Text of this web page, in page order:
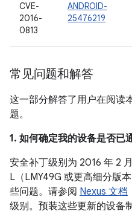
CVE-
2016-
0813
ANDROID-
25476219
常见问题和解答
这一部分解答了用户在阅读
题。
1. 如何确定我的设备是否已
安全补丁级别为 2016 年 2
L（LMY49G 或更高细分版
些问题。请参阅 Nexus 文档
级别。预装这些更新的设备